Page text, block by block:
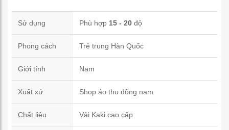
Sử dụng Phù hợp 15 - 20 độ
Phong cách Trẻ trung Hàn Quốc
Giới tính Nam
Xuất xứ Shop áo thu đông nam
Chất liệu Vải Kaki cao cấp